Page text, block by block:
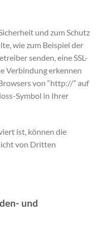
und zum Schutz
wie zum Beispiel der
senden, eine SSL-
Verbindung erkennen
von “http://” auf
Symbol in Ihrer
ist, können die
von Dritten
und